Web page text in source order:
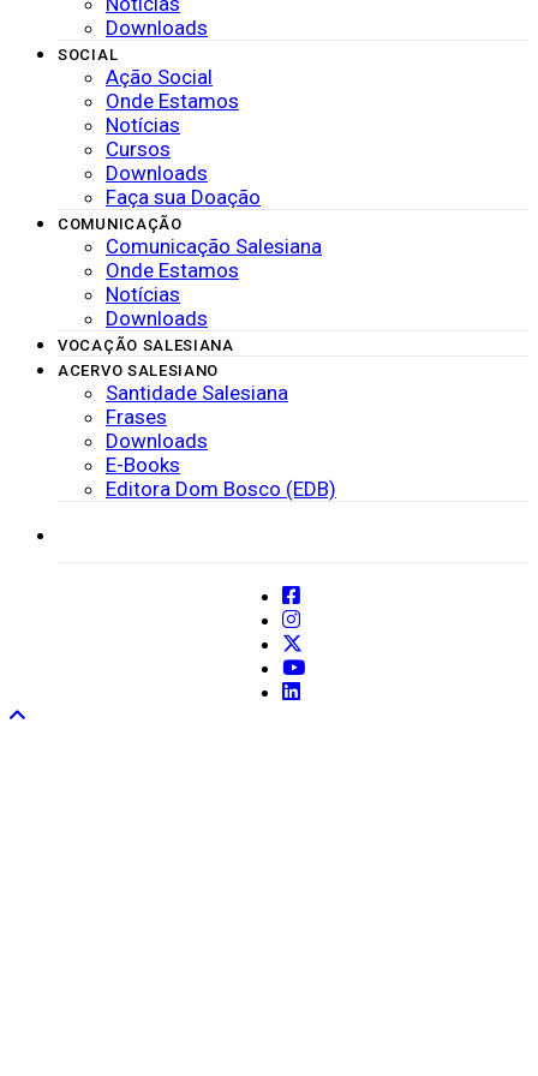
Downloads
SOCIAL
Ação Social
Onde Estamos
Notícias
Cursos
Downloads
Faça sua Doação
COMUNICAÇÃO
Comunicação Salesiana
Onde Estamos
Notícias
Downloads
VOCAÇÃO SALESIANA
ACERVO SALESIANO
Santidade Salesiana
Frases
Downloads
E-Books
Editora Dom Bosco (EDB)